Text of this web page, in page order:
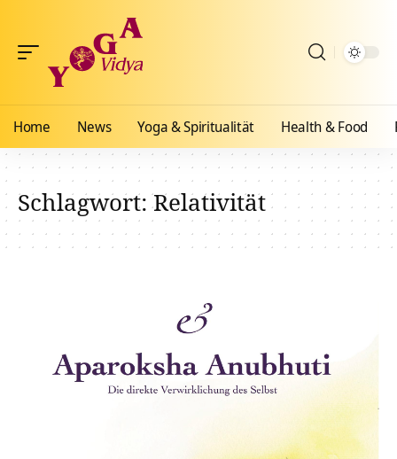
Home News Yoga & Spiritualität Health & Food
Schlagwort:Relativität